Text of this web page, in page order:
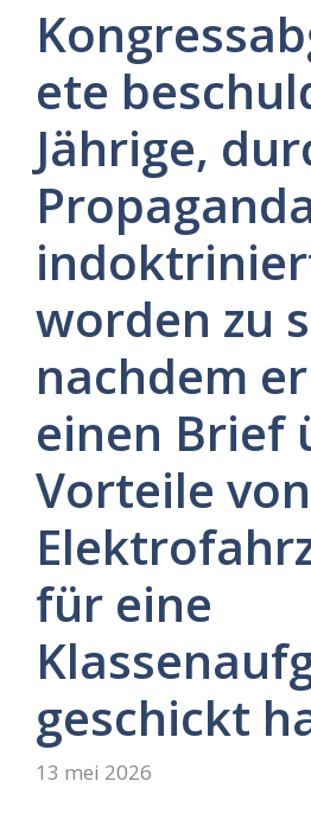
ete
Jährige,
worden zu
nachdem
einen Brief
Vorteile von
für eine
geschickt
13 mei 2026